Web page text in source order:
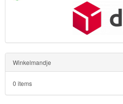
Winkelmandje
0 items